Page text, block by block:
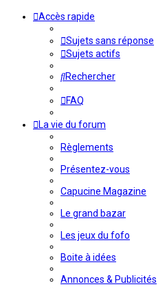
Accès rapide
Sujets sans réponse
Sujets actifs
Rechercher
FAQ
La vie du forum
Règlements
Présentez-vous
Capucine Magazine
Le grand bazar
Les jeux du fofo
Boite à idées
Annonces & Publicités